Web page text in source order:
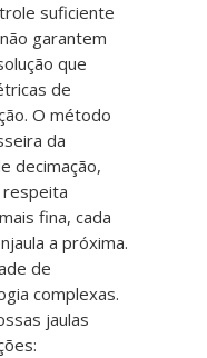
suficiente
garantem
que
de
O método
da
decimação,
fina, cada
a próxima.
de
complexas.
jaulas